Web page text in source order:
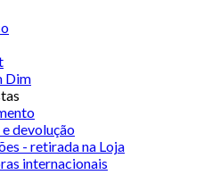
Dim
devolução
- retirada na Loja
internacionais